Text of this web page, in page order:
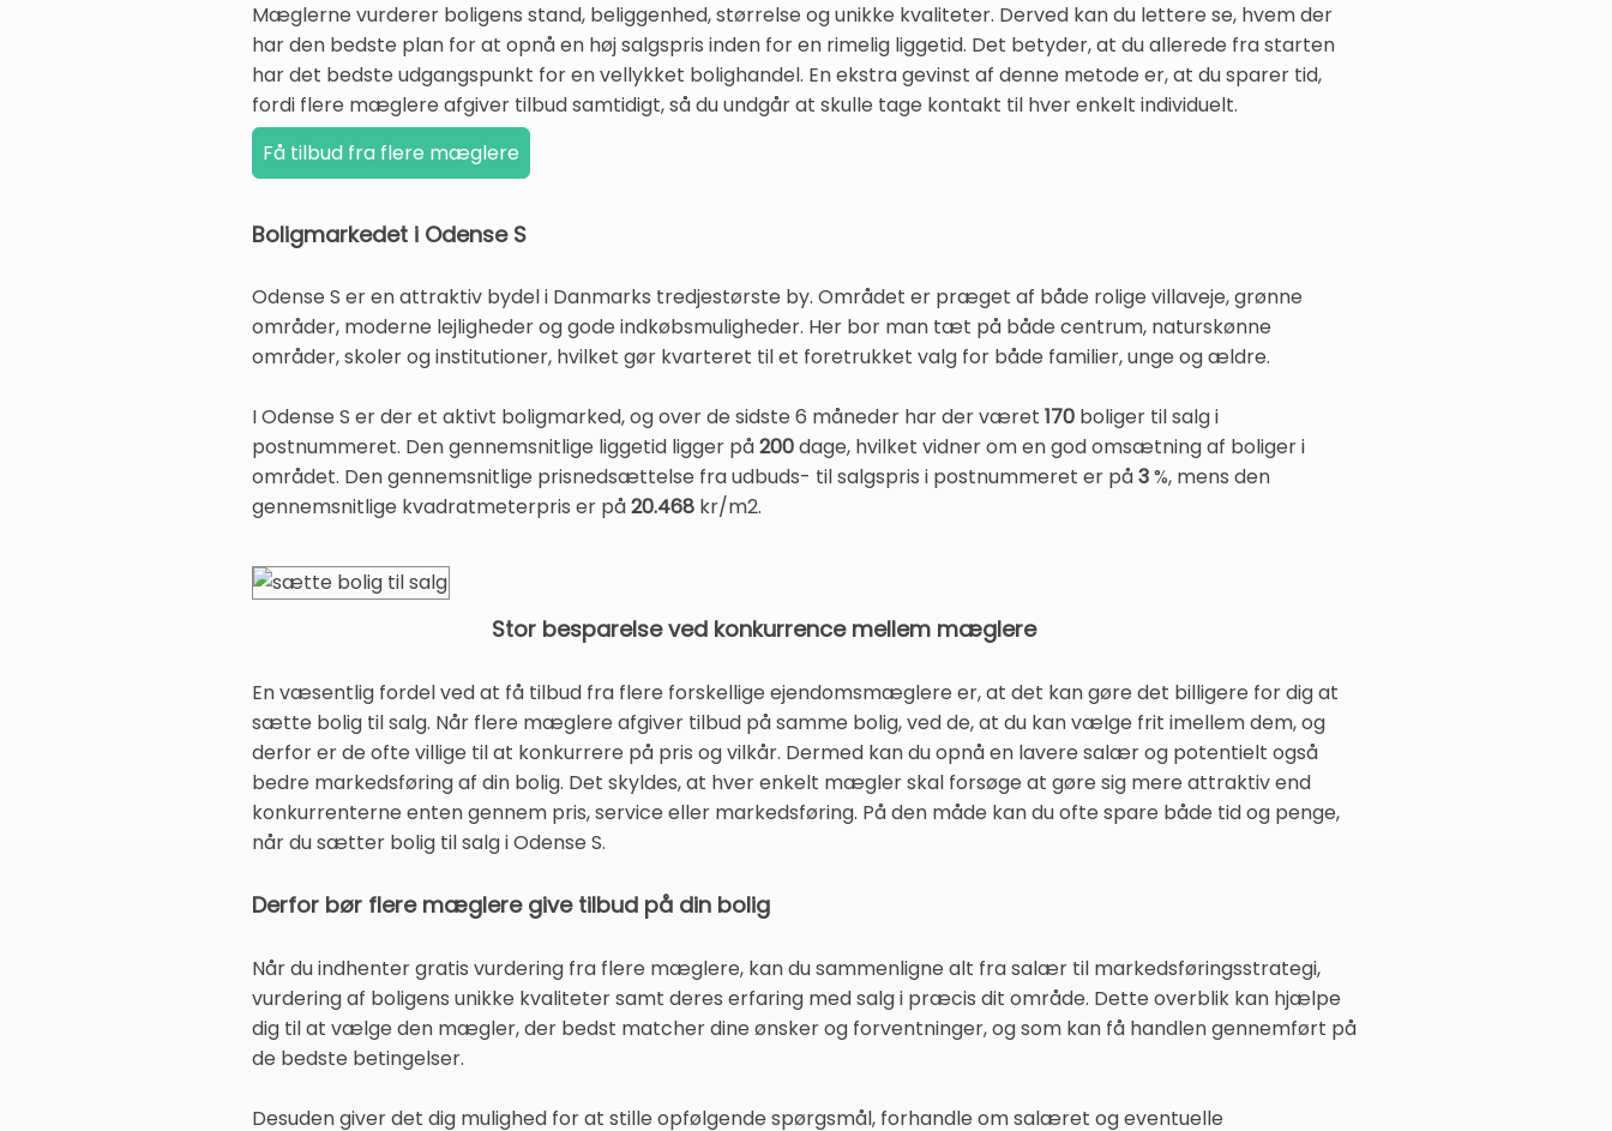
Mæglerne vurderer boligens stand, beliggenhed, størrelse og unikke kvaliteter. Derved kan du lettere se, hvem der
har den bedste plan for at opnå en høj salgspris inden for en rimelig liggetid. Det betyder, at du allerede fra starten
har det bedste udgangspunkt for en vellykket bolighandel. En ekstra gevinst af denne metode er, at du sparer tid,
fordi flere mæglere afgiver tilbud samtidigt, så du undgår at skulle tage kontakt til hver enkelt individuelt.
Boligmarkedet i Odense S
Odense S er en attraktiv bydel i Danmarks tredjestørste by. Området er præget af både rolige villaveje, grønne
områder, moderne lejligheder og gode indkøbsmuligheder. Her bor man tæt på både centrum, naturskønne
områder, skoler og institutioner, hvilket gør kvarteret til et foretrukket valg for både familier, unge og ældre.
I Odense S er der et aktivt boligmarked, og over de sidste 6 måneder har der været 170 boliger til salg i
postnummeret. Den gennemsnitlige liggetid ligger på200dage, hvilket vidner om en god omsætning af boliger i
området. Den gennemsnitlige prisnedsættelse fra udbuds- til salgspris i postnummeret er på3%, mens den
gennemsnitlige kvadratmeterpris er på20.468 kr/m2.
Stor besparelse ved konkurrence mellem mæglere
En væsentlig fordel ved at få tilbud fra flere forskellige ejendomsmæglere er, at det kan gøre det billigere for dig at
sætte bolig til salg. Når flere mæglere afgiver tilbud på samme bolig, ved de, at du kan vælge frit imellem dem, og
derfor er de ofte villige til at konkurrere på pris og vilkår. Dermed kan du opnå en lavere salær og potentielt også
bedre markedsføring af din bolig. Det skyldes, at hver enkelt mægler skal forsøge at gøre sig mere attraktiv end
konkurrenterne enten gennem pris, service eller markedsføring. På den måde kan du ofte spare både tid og penge,
når du sætter bolig til salg i Odense S.
Derfor bør flere mæglere give tilbud på din bolig
Når du indhenter gratis vurdering fra flere mæglere, kan du sammenligne alt fra salær til markedsføringsstrategi,
vurdering af boligens unikke kvaliteter samt deres erfaring med salg i præcis dit område. Dette overblik kan hjælpe
dig til at vælge den mægler, der bedst matcher dine ønsker og forventninger, og som kan få handlen gennemført på
de bedste betingelser.
Desuden giver det dig mulighed for at stille opfølgende spørgsmål, forhandle om salæret og eventuelle